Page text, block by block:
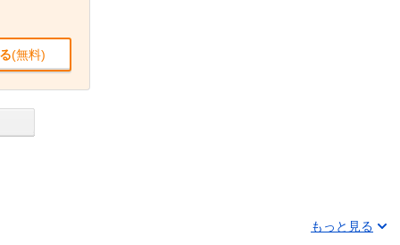
(無料)
もっと見る